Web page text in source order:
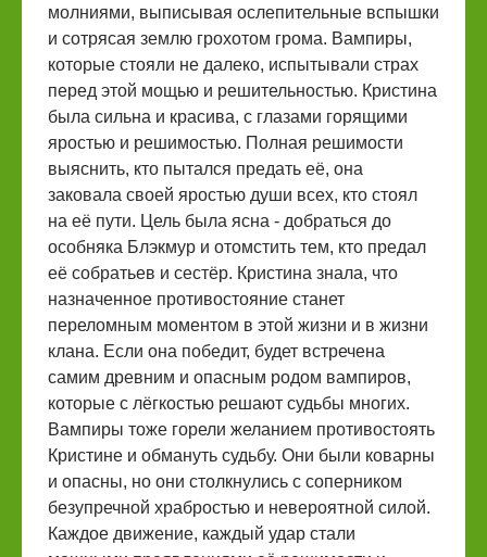
молниями, выписывая ослепительные вспышки
и сотрясая землю грохотом грома. Вампиры,
которые стояли не далеко, испытывали страх
перед этой мощью и решительностью. Кристина
была сильна и красива, с глазами горящими
яростью и решимостью. Полная решимости
выяснить, кто пытался предать её, она
заковала своей яростью души всех, кто стоял
на её пути. Цель была ясна - добраться до
особняка Блэкмур и отомстить тем, кто предал
её собратьев и сестёр. Кристина знала, что
назначенное противостояние станет
переломным моментом в этой жизни и в жизни
клана. Если она победит, будет встречена
самим древним и опасным родом вампиров,
которые с лёгкостью решают судьбы многих.
Вампиры тоже горели желанием противостоять
Кристине и обмануть судьбу. Они были коварны
и опасны, но они столкнулись с соперником
безупречной храбростью и невероятной силой.
Каждое движение, каждый удар стали